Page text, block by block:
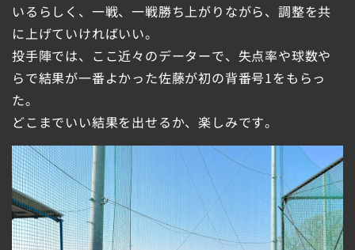
いるらしく、一戦、一戦勝ち上がりながら、調整を共
に上げていければいい。
投手陣では、ここ近々のデーターで、失点率や球数や
らで結果が一番よかった佐藤が初の背番号1をもらっ
た。
どこまでいい結果を出せるか、楽しみです。